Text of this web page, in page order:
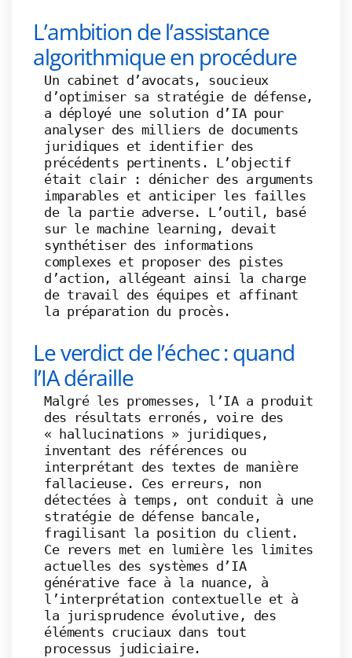
L’ambition de l’assistance
algorithmique en procédure
Un cabinet d’avocats, soucieux
d’optimiser sa stratégie de défense,
a déployé une solution d’IA pour
analyser des milliers de documents
juridiques et identifier des
précédents pertinents. L’objectif
était clair : dénicher des arguments
imparables et anticiper les failles
de la partie adverse. L’outil, basé
sur le machine learning, devait
synthétiser des informations
complexes et proposer des pistes
d’action, allégeant ainsi la charge
de travail des équipes et affinant
la préparation du procès.
Le verdict de l’échec : quand
l’IA déraille
Malgré les promesses, l’IA a produit
des résultats erronés, voire des
« hallucinations » juridiques,
inventant des références ou
interprétant des textes de manière
fallacieuse. Ces erreurs, non
détectées à temps, ont conduit à une
stratégie de défense bancale,
fragilisant la position du client.
Ce revers met en lumière les limites
actuelles des systèmes d’IA
générative face à la nuance, à
l’interprétation contextuelle et à
la jurisprudence évolutive, des
éléments cruciaux dans tout
processus judiciaire.